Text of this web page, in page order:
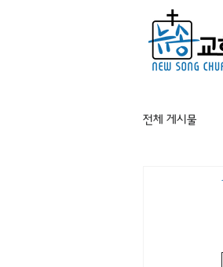
전체 게시물